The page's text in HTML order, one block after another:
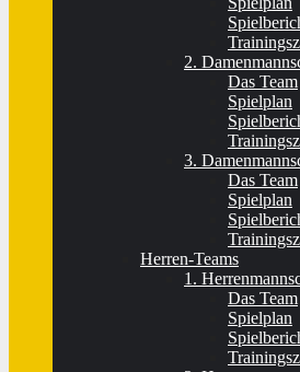
2.
Das Team
Spielplan
3.
Das Team
Spielplan
Herren-Teams
1.
Das Team
Spielplan